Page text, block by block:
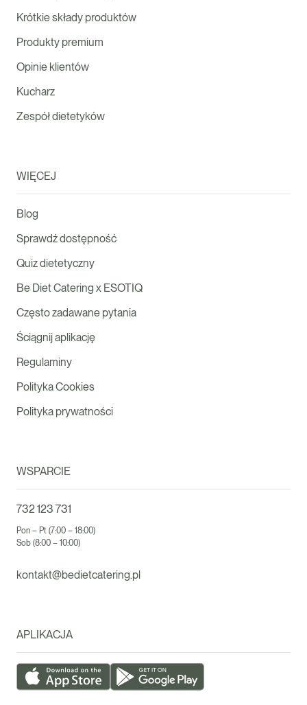
Krótkie składy produktów
Produkty premium
Opinie klientów
Kucharz
Zespół dietetyków
WIĘCEJ
Blog
Sprawdź dostępność
Quiz dietetyczny
Be Diet Catering x ESOTIQ
Często zadawane pytania
Ściągnij aplikację
Regulaminy
Polityka Cookies
Polityka prywatności
WSPARCIE
732 123 731
Pon – Pt (7:00 – 18:00)
Sob (8:00 – 10:00)
kontakt@bedietcatering.pl
APLIKACJA